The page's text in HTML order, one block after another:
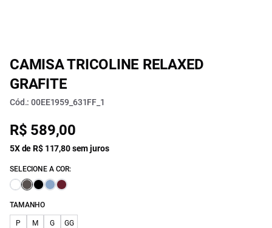
CAMISA TRICOLINE RELAXED
GRAFITE
Cód.: 00EE1959_631FF_1
R$ 589,00
5X de R$ 117,80 sem juros
SELECIONE A COR:
TAMANHO
P M G GG